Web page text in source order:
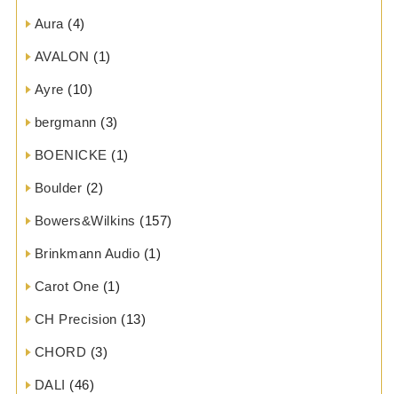
Aura(4)
AVALON (1)
Ayre (10)
bergmann (3)
BOENICKE (1)
Boulder (2)
Bowers&Wilkins (157)
Brinkmann Audio (1)
Carot One (1)
CH Precision (13)
CHORD (3)
DALI (46)